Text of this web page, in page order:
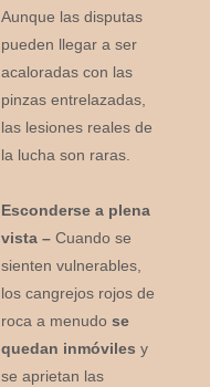
Aunque las disputas
pueden llegar a ser
acaloradas con las
pinzas entrelazadas,
las lesiones reales de
la lucha son raras.
Esconderse a plena
vista – Cuando se
sienten vulnerables,
los cangrejos rojos de
roca a menudo se
quedan inmóviles y
se aprietan las